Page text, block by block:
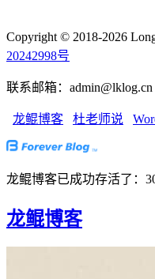
Copyright © 2018-2026
20242998号
联系邮箱：admin@lklog.cn
龙鲲博客 杜老师说
龙鲲博客已成功存活了：
龙鲲博客